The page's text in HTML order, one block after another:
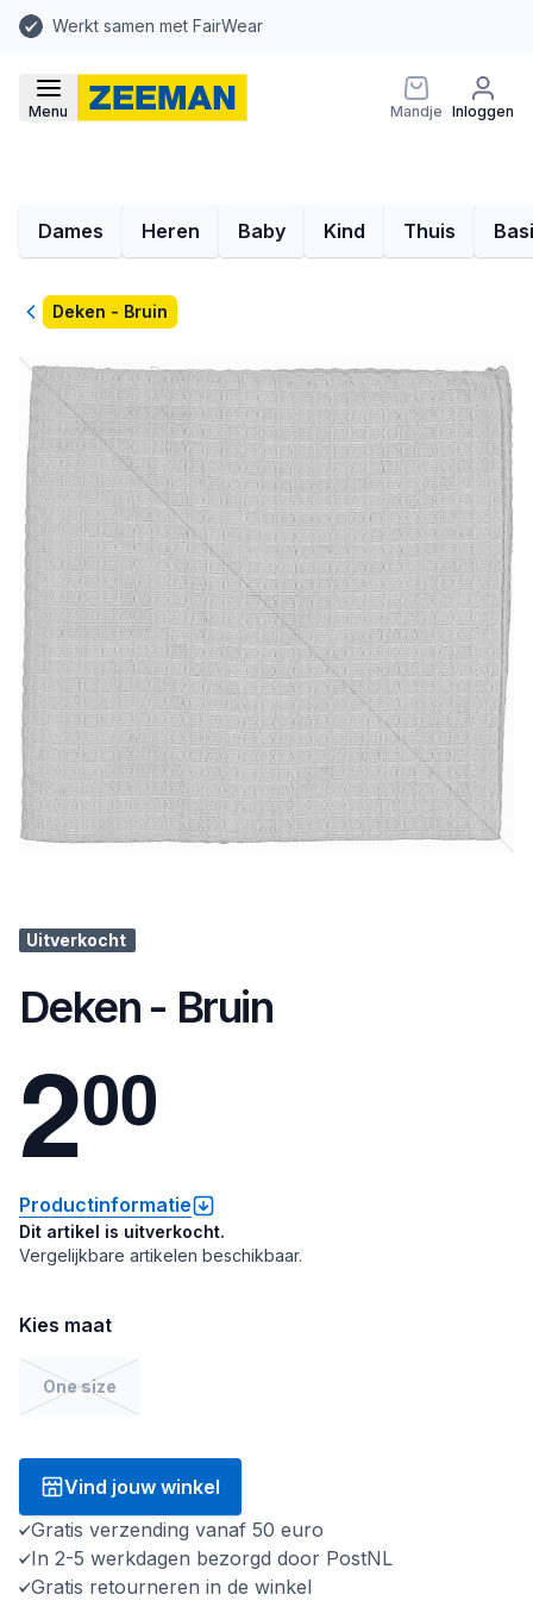
Werkt samen met FairWear
Menu Mandje Inloggen
Dames Heren Baby Kind Thuis
TerugDeken - Bruin
Uitverkocht
Deken - Bruin
200
Productinformatie
Dit artikel is uitverkocht.
Vergelijkbare artikelen beschikbaar.
Kies maat
One size
Vind jouw winkel
Gratis verzending vanaf 50 euro
In 2-5 werkdagen bezorgd door PostNL
Gratis retourneren in de winkel